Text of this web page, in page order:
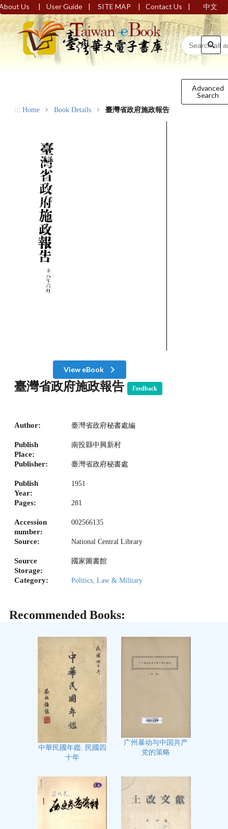
Us | User Guide | SITE MAP | Contact Us | 中文
Advanced
Search
::: Home Book Details 臺灣省政府施政報告
View eBook
臺灣省政府施政報告 Feedback
Author: 臺灣省政府秘書處編
Publish
Place:
南投縣中興新村
Publisher: 臺灣省政府秘書處
Publish
Year:
1951
Pages: 281
Accession
number:
002566135
Source: National Central Library
Source
Storage:
國家圖書館
Category: Politics, Law & Military
Recommended Books:
中華民國年鑑. 民國四
十年
广州暴动与中国共产
党的策略